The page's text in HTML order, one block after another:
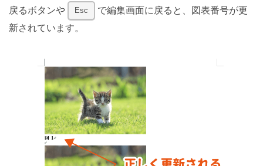
戻るボタンや Esc
で編集画面に戻ると、図表番号が更
新されています。